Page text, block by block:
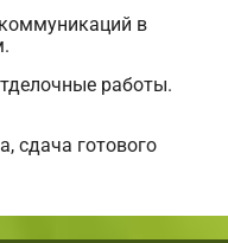
в
работы.
сдача готового